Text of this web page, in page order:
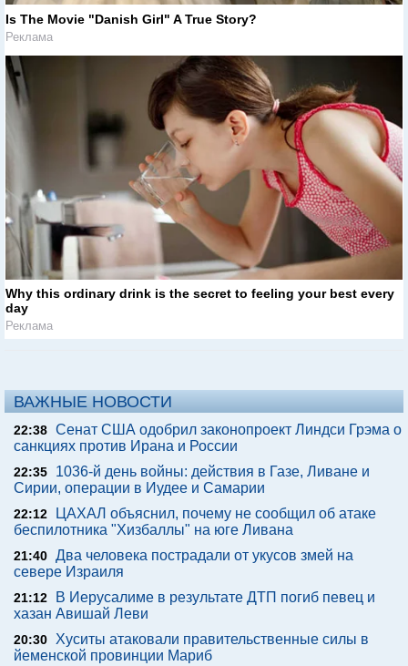
Is The Movie "Danish Girl" A True Story?
Реклама
Why this ordinary drink is the secret to feeling your best every
day
Реклама
ВАЖНЫЕ НОВОСТИ
22:38 Сенат США одобрил законопроект Линдси Грэма о
санкциях против Ирана и России
22:35
1036-й день войны: действия в Газе, Ливане и
Сирии, операции в Иудее и Самарии
22:12
ЦАХАЛ объяснил, почему не сообщил об атаке
беспилотника "Хизбаллы" на юге Ливана
21:40 Два человека пострадали от укусов змей на
севере Израиля
21:12
В Иерусалиме в результате ДТП погиб певец и
хазан Авишай Леви
20:30 Хуситы атаковали правительственные силы в
йеменской провинции Мариб